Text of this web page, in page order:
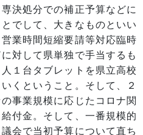
決処分での補正予算などに
でして、大きなものといい
業時間短縮要請等対応臨時
対して県単独で手当するも
１台タブレットを県立高校
くということ。そして、２
事業規模に応じたコロナ関
付金。そして、一番規模的
会で当初予算について直ち